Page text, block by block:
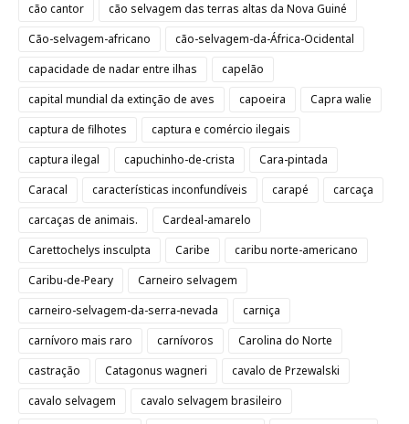
cão cantor
cão selvagem das terras altas da Nova Guiné
Cão-selvagem-africano
cão-selvagem-da-África-Ocidental
capacidade de nadar entre ilhas
capelão
capital mundial da extinção de aves
capoeira
Capra walie
captura de filhotes
captura e comércio ilegais
captura ilegal
capuchinho-de-crista
Cara-pintada
Caracal
características inconfundíveis carapé
carcaça
carcaças de animais.
Cardeal-amarelo
Carettochelys insculpta
Caribe
caribu norte-americano
Caribu-de-Peary
Carneiro selvagem
carneiro-selvagem-da-serra-nevada
carniça
carnívoro mais raro
carnívoros
Carolina do Norte
castração
Catagonus wagneri
cavalo de Przewalski
cavalo selvagem
cavalo selvagem brasileiro